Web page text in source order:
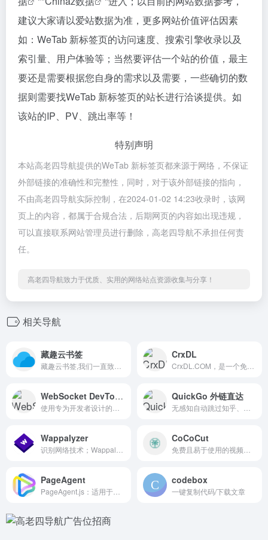
建议大家请以爱站数据为准，更多网站价值评估因素
如：WeTab 新标签页的访问速度、搜索引擎收录以及
索引量、用户体验等；当然要评估一个站的价值，最主
要还是需要根据您自身的需求以及需要，一些确切的数
据则需要找WeTab 新标签页的站长进行洽谈提供。如
该站的IP、PV、跳出率等！
特别声明
本站高老四导航提供的WeTab 新标签页都来源于网络，不保证
外部链接的准确性和完整性，同时，对于该外部链接的指向，
不由高老四导航实际控制，在2024-01-02 14:23收录时，该网
页上的内容，都属于合规合法，后期网页的内容如出现违规，
可以直接联系网站管理员进行删除，高老四导航不承担任何责
任。
高老四导航致力于优质、实用的网络站点资源收集与分享！
相关导航
藏趣云书签 CrxDL
WebSocket DevTools QuickGo 外链直达
Wappalyzer CoCoCut
PageAgent codebox
一键复制代码/下载文章